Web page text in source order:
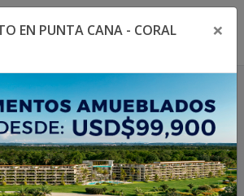
menu
EN PUNTA CANA - CORAL
×